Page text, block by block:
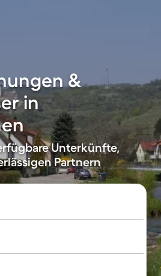
&
in
Unterkünfte,
Partnern